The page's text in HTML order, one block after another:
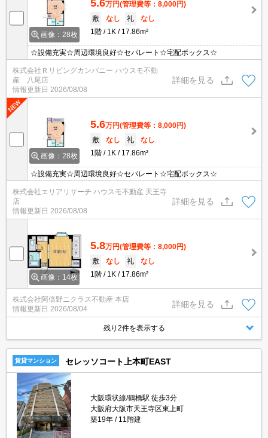
画像：28枚
5.6万円(管理費等：8,000円)
敷
なし 礼
なし
1階
1K 17.86m²
☆設備充実☆周辺環境良好☆セパレート☆宅配ボックス☆
株式会社Ｒリビングカンパニー ハウスモ不動
産 八尾店
情報更新日 2026/08/08
詳細を見る
画像：28枚
5.6万円(管理費等：8,000円)
敷
なし 礼
なし
1階
1K 17.86m²
☆設備充実☆周辺環境良好☆セパレート☆宅配ボックス☆
株式会社エリアリサーチ ハウスモ不動産 天王寺
店
情報更新日 2026/08/08
詳細を見る
画像：14枚
5.8万円(管理費等：8,000円)
敷
なし 礼
なし
1階
1K 17.86m²
株式会社阿倍野ニクラス不動産 本店
情報更新日 2026/08/04
詳細を見る
残り2件を表示する
賃貸マンション セレッソコート上本町EAST
大阪環状線/鶴橋駅 徒歩3分
大阪府大阪市天王寺区東上町
築19年
11階建